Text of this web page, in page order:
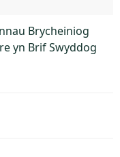
Brycheiniog
yn Brif Swyddog